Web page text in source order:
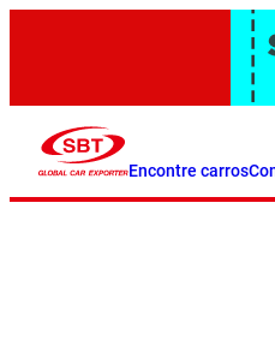
Encontre carros